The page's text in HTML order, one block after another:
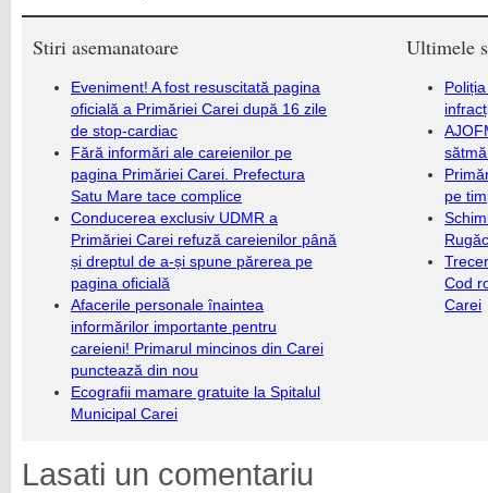
Stiri asemanatoare
Eveniment! A fost resuscitată pagina
oficială a Primăriei Carei după 16 zile
de stop-cardiac
Fără informări ale careienilor pe
pagina Primăriei Carei. Prefectura
Satu Mare tace complice
Conducerea exclusiv UDMR a
Primăriei Carei refuză careienilor până
și dreptul de a-și spune părerea pe
pagina oficială
Afacerile personale înaintea
informărilor importante pentru
careieni! Primarul mincinos din Carei
punctează din nou
Ecografii mamare gratuite la Spitalul
Municipal Carei
Ultimele
pe
Cod
Carei
Lasati un comentariu